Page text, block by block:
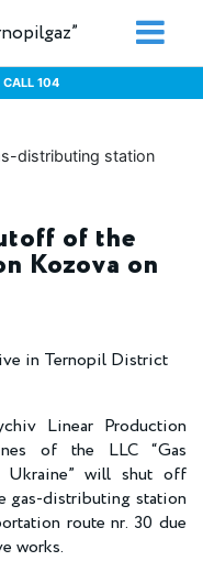
CALL 104
of the
Kozova on
in Ternopil District
Linear Production
of the LLC “Gas
Ukraine” will shut off
gas-distributing station
route nr. 30 due
works.